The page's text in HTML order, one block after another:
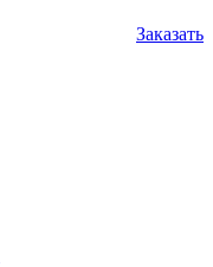
Заказать